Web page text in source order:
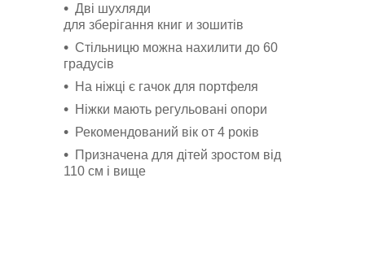
Дві шухляди
для зберігання книг и зошитів
Стільницю можна нахилити до 60
градусів
На ніжці є гачок для портфеля
Ніжки мають регульовані опори
Рекомендований вік от 4 років
Призначена для дітей зростом від
110 см і вище